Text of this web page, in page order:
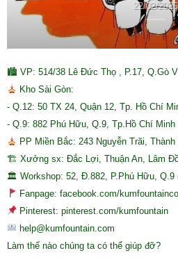
22/02/2026
🏙 VP: 514/38 Lê Đức Thọ , P.17, Q.Gò
Kho Sài Gòn:
- Q.12: 50 TX 24, Quận 12, Tp. Hồ Chí
- Q.9: 882 Phú Hữu, Q.9, Tp.Hồ Chí Minh
PP Miền Bắc: 243 Nguyễn Trãi, Thành
🏗 Xưởng sx: Đắc Lợi, Thuận An, Lâm
🏛 Workshop: 52, Đ.882, P.Phú Hữu, Q.9
Fanpage: facebook.com/
Pinterest: pinterest.com/kumfountain
help@kumfountain.com
Làm thế nào chúng ta có thể giúp đỡ?